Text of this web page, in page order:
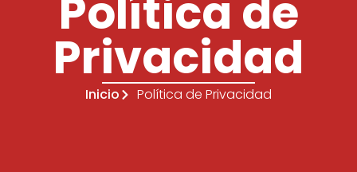
Política de
Privacidad
Inicio Política de Privacidad